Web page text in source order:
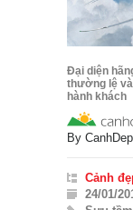
Đại diện
thường lệ
hành khách
By
Cảnh
24/01/